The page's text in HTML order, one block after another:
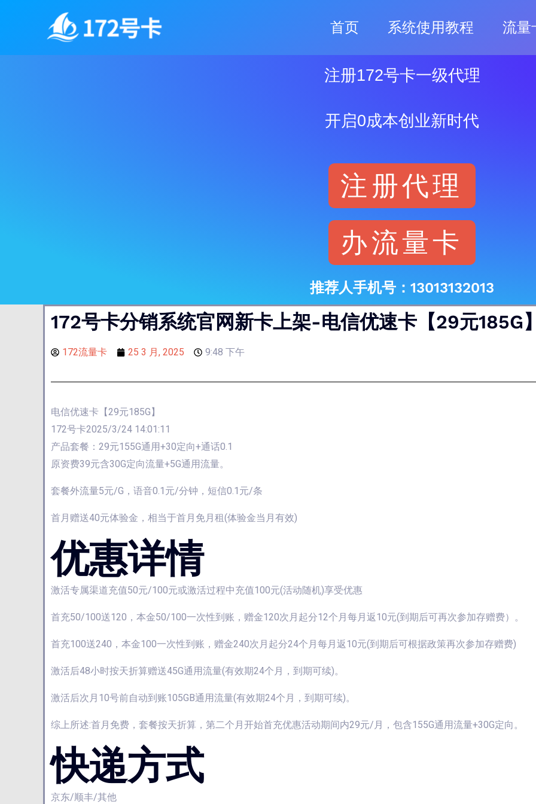
首页 系统使用教程 流量
注册172号卡一级代理
开启0成本创业新时代
注册代理
办流量卡
推荐人手机号：13013132013
172号卡分销系统官网新卡上架-电信优速卡【29元185G
172流量卡 25 3 月, 2025 9:48 下午
电信优速卡【29元185G】
172号卡2025/3/24 14:01:11
产品套餐：29元155G通用+30定向+通话0.1
原资费39元含30G定向流量+5G通用流量。
套餐外流量5元/G，语音0.1元/分钟，短信0.1元/条
首月赠送40元体验金，相当于首月免月租(体验金当月有效)
优惠详情
激活专属渠道充值50元/100元或激活过程中充值100元(活动随机)享受优惠
首充50/100送120，本金50/100一次性到账，赠金120次月起分12个月每月返10元(到期后可再次参加存赠费）。
首充100送240，本金100一次性到账，赠金240次月起分24个月每月返10元(到期后可根据政策再次参加存赠费)
激活后48小时按天折算赠送45G通用流量(有效期24个月，到期可续)。
激活后次月10号前自动到账105GB通用流量(有效期24个月，到期可续)。
综上所述:首月免费，套餐按天折算，第二个月开始首充优惠活动期间内29元/月，包含155G通用流量+30G定向。
快递方式
京东/顺丰/其他